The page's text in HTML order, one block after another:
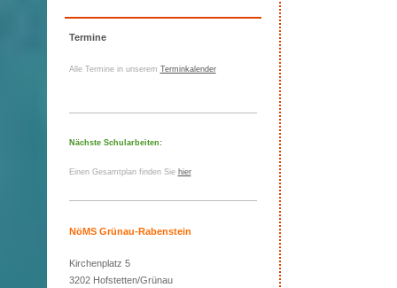
Termine
Alle Termine in unserem Terminkalender
Nächste Schularbeiten:
Einen Gesamtplan finden Sie hier
NöMS Grünau-Rabenstein
Kirchenplatz 5
3202 Hofstetten/Grünau